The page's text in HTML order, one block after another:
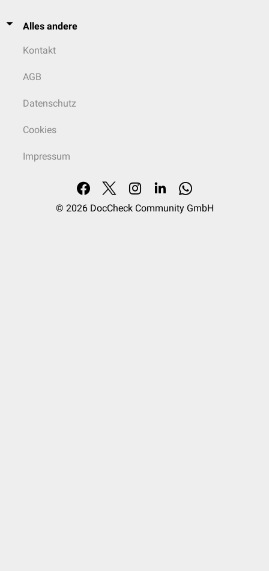
Alles andere
Kontakt
AGB
Datenschutz
Cookies
Impressum
© 2026 DocCheck Community GmbH